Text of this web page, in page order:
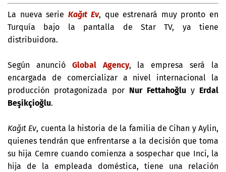
La nueva serie Kağıt Ev, que estrenará muy pronto en
Turquía bajo la pantalla de Star TV, ya tiene
distribuidora.
Según anunció Global Agency, la empresa será la
encargada de comercializar a nivel internacional la
producción protagonizada por Nur Fettahoğlu y Erdal
Beşikçioğlu.
Kağıt Ev, cuenta la historia de la familia de Cihan y Aylin,
quienes tendrán que enfrentarse a la decisión que toma
su hija Cemre cuando comienza a sospechar que Inci, la
hija de la empleada doméstica, tiene una relación